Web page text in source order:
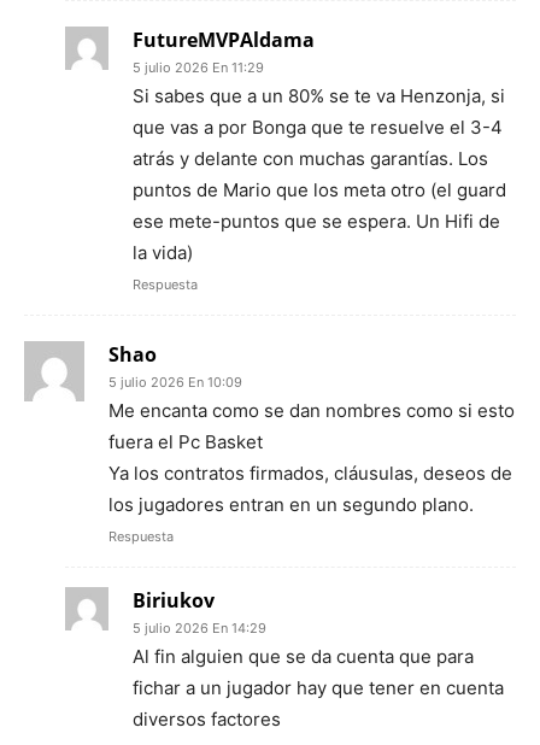
FutureMVPAldama
5 julio 2026 En 11:29
Si sabes que a un 80% se te va Henzonja, si
que vas a por Bonga que te resuelve el 3-4
atrás y delante con muchas garantías. Los
puntos de Mario que los meta otro (el guard
ese mete-puntos que se espera. Un Hifi de
la vida)
Respuesta
Shao
5 julio 2026 En 10:09
Me encanta como se dan nombres como si esto
fuera el Pc Basket
Ya los contratos firmados, cláusulas, deseos de
los jugadores entran en un segundo plano.
Respuesta
Biriukov
5 julio 2026 En 14:29
Al fin alguien que se da cuenta que para
fichar a un jugador hay que tener en cuenta
diversos factores